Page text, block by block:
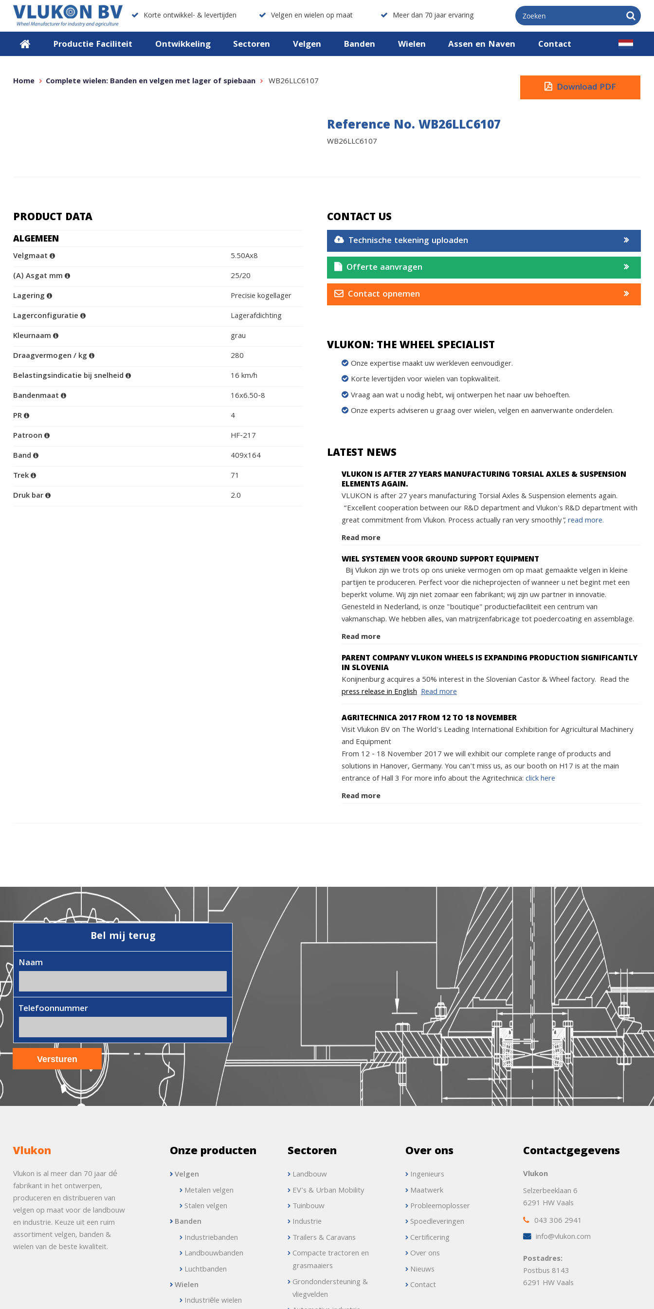
Korte ontwikkel- & levertijden Velgen en wielen op maat Meer dan 70 jaar ervaring
Productie Faciliteit Ontwikkeling Sectoren Velgen Banden Wielen Assen en Naven Contact
Home Complete wielen: Banden en velgen met lager of spiebaan WB26LLC6107 Download PDF
Reference No. WB26LLC6107
WB26LLC6107
PRODUCT DATA
ALGEMEEN
Velgmaat
5.50Ax8
(A) Asgat mm
25/20
Lagering
Precisie kogellager
Lagerconfiguratie
Lagerafdichting
Kleurnaam
grau
Draagvermogen / kg
280
Belastingsindicatie bij snelheid
16 km/h
Bandenmaat
16x6.50-8
PR
4
Patroon
HF-217
Band
409x164
Trek
71
Druk bar
2.0
CONTACT US
Technische tekening uploaden
Offerte aanvragen
Contact opnemen
VLUKON: THE WHEEL SPECIALIST
Onze expertise maakt uw werkleven eenvoudiger.
Korte levertijden voor wielen van topkwaliteit.
Vraag aan wat u nodig hebt, wij ontwerpen het naar uw behoeften.
Onze experts adviseren u graag over wielen, velgen en aanverwante onderdelen.
LATEST NEWS
VLUKON IS AFTER 27 YEARS MANUFACTURING TORSIAL AXLES & SUSPENSION
ELEMENTS AGAIN.
VLUKON is after 27 years manufacturing Torsial Axles & Suspension elements again.
“Excellent cooperation between our R&D department and Vlukon's R&D department with
great commitment from Vlukon. Process actually ran very smoothly”,read more.
Read more
WIEL SYSTEMEN VOOR GROUND SUPPORT EQUIPMENT
Bij Vlukon zijn we trots op ons unieke vermogen om op maat gemaakte velgen in kleine
partijen te produceren. Perfect voor die nicheprojecten of wanneer u net begint met een
beperkt volume. Wij zijn niet zomaar een fabrikant; wij zijn uw partner in innovatie.
Genesteld in Nederland, is onze "boutique" productiefaciliteit een centrum van
vakmanschap. We hebben alles, van matrijzenfabricage tot poedercoating en assemblage.
Read more
PARENT COMPANY VLUKON WHEELS IS EXPANDING PRODUCTION SIGNIFICANTLY
IN SLOVENIA
Konijnenburg acquires a 50% interest in the Slovenian Castor & Wheel factory. Read the
press release in English Read more
AGRITECHNICA 2017 FROM 12 TO 18 NOVEMBER
Visit Vlukon BV on The World's Leading International Exhibition for Agricultural Machinery
and Equipment
From 12 - 18 November 2017 we will exhibit our complete range of products and
solutions in Hanover, Germany. You can't miss us, as our booth on H17 is at the main
entrance of Hall 3 For more info about the Agritechnica:click here
Read more
Bel mij terug
Naam
Telefoonnummer
Vlukon
Vlukon is al meer dan 70 jaar dé
fabrikant in het ontwerpen,
produceren en distribueren van
velgen op maat voor de landbouw
en industrie. Keuze uit een ruim
assortiment velgen, banden &
wielen van de beste kwaliteit.
Onze producten
Velgen
Metalen velgen
Stalen velgen
Banden
Industriebanden
Landbouwbanden
Luchtbanden
Wielen
Industriële wielen
Sectoren
Landbouw
EV's & Urban Mobility
Tuinbouw
Industrie
Trailers & Caravans
Compacte tractoren en
grasmaaiers
Grondondersteuning &
vliegvelden
Over ons
Ingenieurs
Maatwerk
Probleemoplosser
Spoedleveringen
Certificering
Over ons
Nieuws
Contact
Contactgegevens
Vlukon
Selzerbeeklaan 6
6291 HW Vaals
043 306 2941
info@vlukon.com
Postadres:
Postbus 8143
6291 HW Vaals